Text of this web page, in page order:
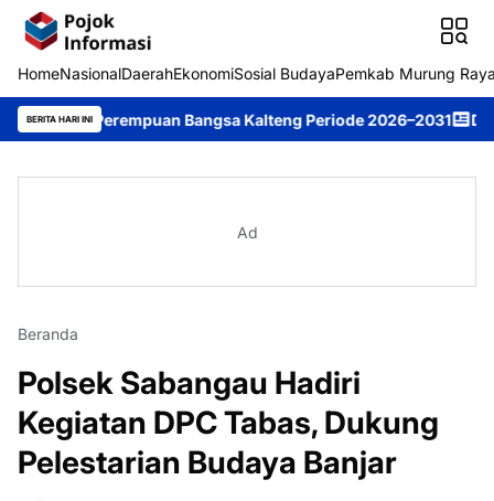
HomeNasionalDaerahEkonomiSosial BudayaPemkab Murung
BERITA HARI INIBangsa Kalteng Periode 2026–2031 DPRD Murung
Ad
Beranda
Polsek Sabangau Hadiri
Kegiatan DPC Tabas, Dukung
Pelestarian Budaya Banjar